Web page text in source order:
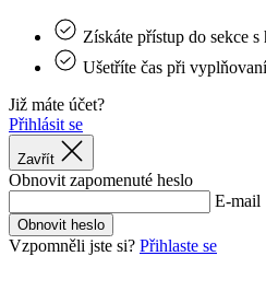
Získáte přístup do sekce
Ušetříte čas při
Již máte účet?
Přihlásit se
Zavřít
Obnovit zapomenuté heslo
E-mail
Obnovit heslo
Vzpomněli jste si? Přihlaste se